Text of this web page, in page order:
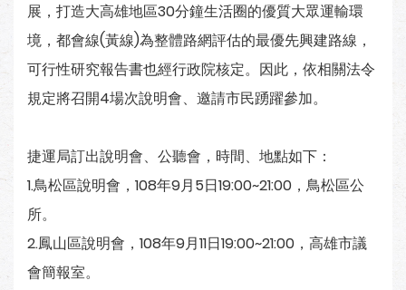
展，打造大高雄地區30分鐘生活圈的優質大眾運輸環
境，都會線(黃線)為整體路網評估的最優先興建路線，
可行性研究報告書也經行政院核定。因此，依相關法令
規定將召開4場次說明會、邀請市民踴躍參加。
捷運局訂出說明會、公聽會，時間、地點如下：
1.鳥松區說明會，108年9月5日19:00~21:00，鳥松區公
所。
2.鳳山區說明會，108年9月11日19:00~21:00，高雄市議
會簡報室。